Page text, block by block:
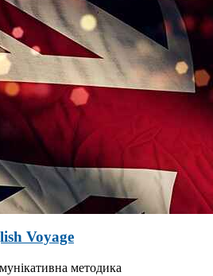
Voyage
методика